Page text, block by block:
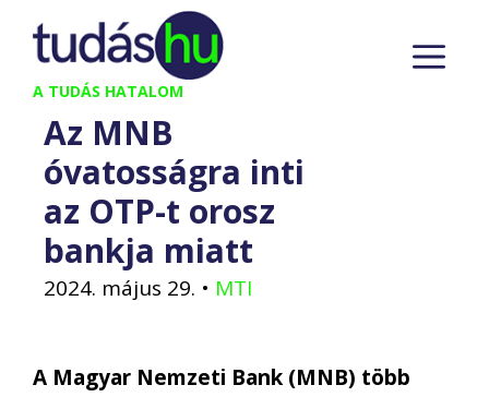
Kilépés
tartalomba
A TUDÁS HATALOM
Az MNB
óvatosságra inti
az OTP-t orosz
bankja miatt
2024. május 29. • MTI
A Magyar Nemzeti Bank (MNB) több